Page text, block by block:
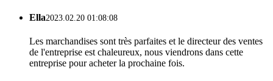
Ella2023.02.20 01:08:08
Les marchandises sont très parfaites et le directeur des ventes
de l'entreprise est chaleureux, nous viendrons dans cette
entreprise pour acheter la prochaine fois.